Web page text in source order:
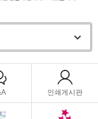
인쇄게시판